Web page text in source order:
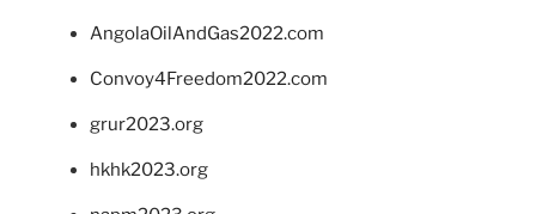
AngolaOilAndGas2022.com
Convoy4Freedom2022.com
grur2023.org
hkhk2023.org